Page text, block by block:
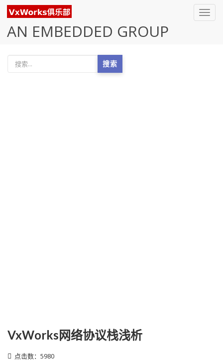
AN EMBEDDED GROUP
搜索
VxWorks网络协议栈浅析
点击数：5980